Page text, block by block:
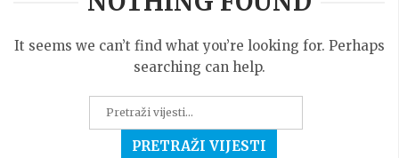
It seems we can’t find what you’re looking for. Perhaps
searching can help.